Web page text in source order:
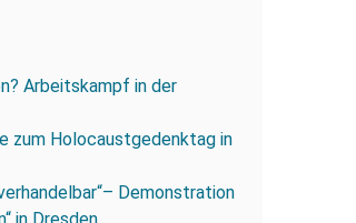
Arbeitskampf in der
zum Holocaustgedenktag in
Demonstration